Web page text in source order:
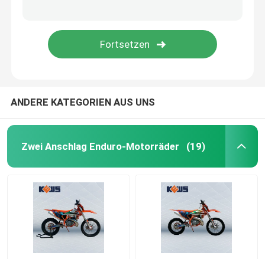
ANDERE KATEGORIEN AUS UNS
Zwei Anschlag Enduro-Motorräder (19)